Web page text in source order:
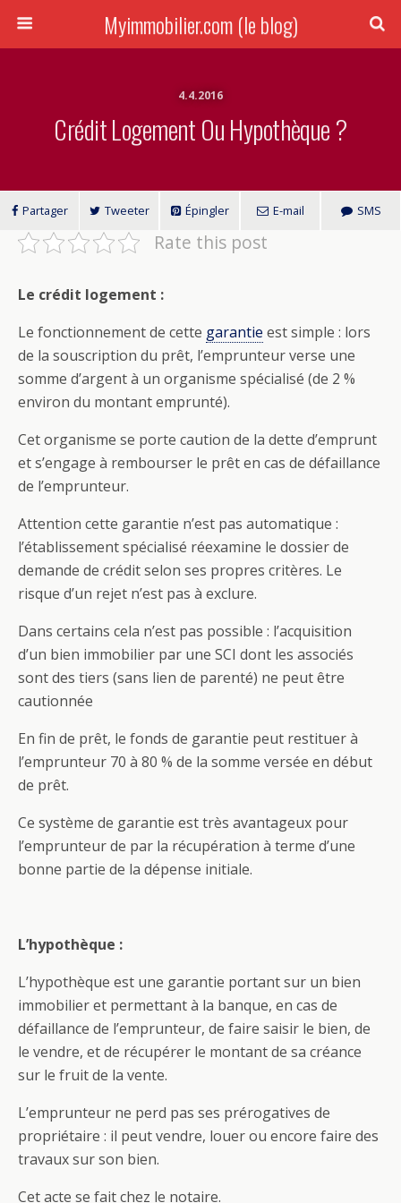
Myimmobilier.com (le blog)
4.4.2016
Crédit Logement Ou Hypothèque ?
Partager Tweeter Épingler E-mail SMS
Rate this post
Le crédit logement :
Le fonctionnement de cette garantie est simple : lors
de la souscription du prêt, l’emprunteur verse une
somme d’argent à un organisme spécialisé (de 2 %
environ du montant emprunté).
Cet organisme se porte caution de la dette d’emprunt
et s’engage à rembourser le prêt en cas de défaillance
de l’emprunteur.
Attention cette garantie n’est pas automatique :
l’établissement spécialisé réexamine le dossier de
demande de crédit selon ses propres critères. Le
risque d’un rejet n’est pas à exclure.
Dans certains cela n’est pas possible : l’acquisition
d’un bien immobilier par une SCI dont les associés
sont des tiers (sans lien de parenté) ne peut être
cautionnée
En fin de prêt, le fonds de garantie peut restituer à
l’emprunteur 70 à 80 % de la somme versée en début
de prêt.
Ce système de garantie est très avantageux pour
l’emprunteur de par la récupération à terme d’une
bonne partie de la dépense initiale.
L’hypothèque :
L’hypothèque est une garantie portant sur un bien
immobilier et permettant à la banque, en cas de
défaillance de l’emprunteur, de faire saisir le bien, de
le vendre, et de récupérer le montant de sa créance
sur le fruit de la vente.
L’emprunteur ne perd pas ses prérogatives de
propriétaire : il peut vendre, louer ou encore faire des
travaux sur son bien.
Cet acte se fait chez le notaire.